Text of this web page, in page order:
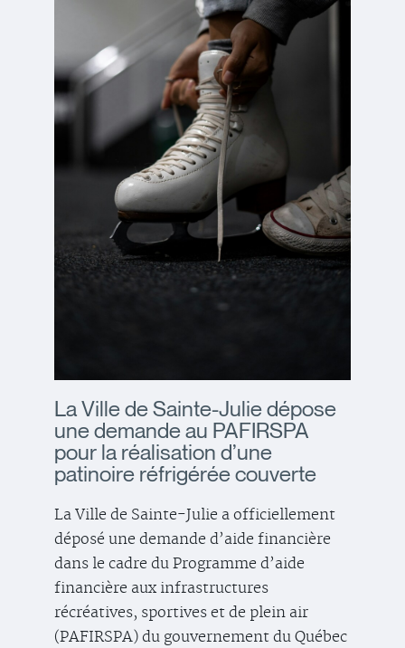
La Ville de Sainte-Julie dépose
une demande au PAFIRSPA
pour la réalisation d’une
patinoire réfrigérée couverte
La Ville de Sainte-Julie a officiellement
déposé une demande d’aide financière
dans le cadre du Programme d’aide
financière aux infrastructures
récréatives, sportives et de plein air
(PAFIRSPA) du gouvernement du Québec